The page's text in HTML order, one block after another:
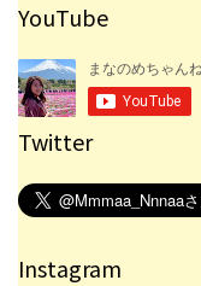
YouTube
Twitter
Instagram